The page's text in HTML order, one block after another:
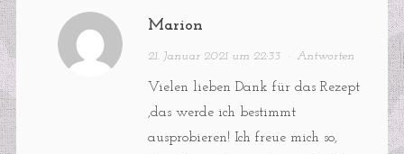
Marion
21. Januar 2021 um 22:33· Antworten
Vielen lieben Dank für das Rezept
,das werde ich bestimmt
ausprobieren! Ich freue mich so,